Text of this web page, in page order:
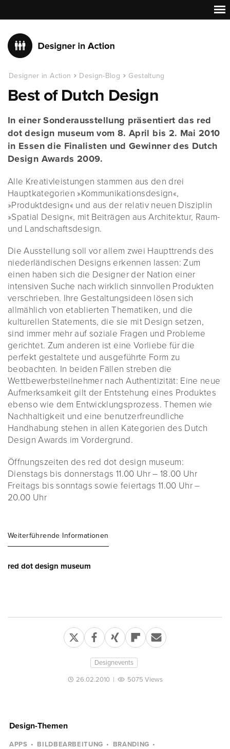
Designer in Action Design-Blog Gestaltung
Best of Dutch Design
In einer Sonderausstellung präsentiert das red
dot design museum vom 8. April bis 2. Mai 2010
in Essen die Finalisten und Gewinner des Dutch
Design Awards 2009.
Alle Kreativleistungen stammen aus den drei
Hauptkategorien »Kommunikationsdesign«,
»Produktdesign« und aus der relativ neuen Disziplin
»Spatial Design«, mit Beiträgen aus Architektur, Raum-
und Landschaftsdesign.
Die Ausstellung soll vor allem zwei Haupttrends des
niederländischen Designs erkennen lassen: Zum
einen haben sich die Designer der Nation einer
intensiven Suche nach wirklich sinnvollen Produkten
verschrieben. Ihre Gestaltungsideen lösen sich
allmählich von etablierten Thematiken, und die
kulturellen Statements, die sie mit Design setzen,
sind immer mehr auf soziale Fragen und Probleme
gerichtet. Zum anderen ist eine Vorliebe für die
perfekt gestaltete und ausgeführte Form zu
beobachten. In beiden Fällen streben die
Wettbewerbsteilnehmer nach Authentizität: Eine neue
Aufmerksamkeit gilt der Entstehung eines Produktes
ebenso wie dem Entwicklungsprozess. Themen wie
Nachhaltigkeit und eine benutzerfreundliche
Handhabung stehen in allen Kategorien des Dutch
Design Awards im Vordergrund.
Öffnungszeiten des red dot design museum:
Dienstags bis donnerstags 11.00 Uhr – 18.00 Uhr
Freitags bis sonntags sowie feiertags 11.00 Uhr –
20.00 Uhr
Weiterführende Informationen
red dot design museum
Designevents
26.02.2010 | 5075 Views
Design-Themen
APPS BILDBEARBEITUNG
BRANDING